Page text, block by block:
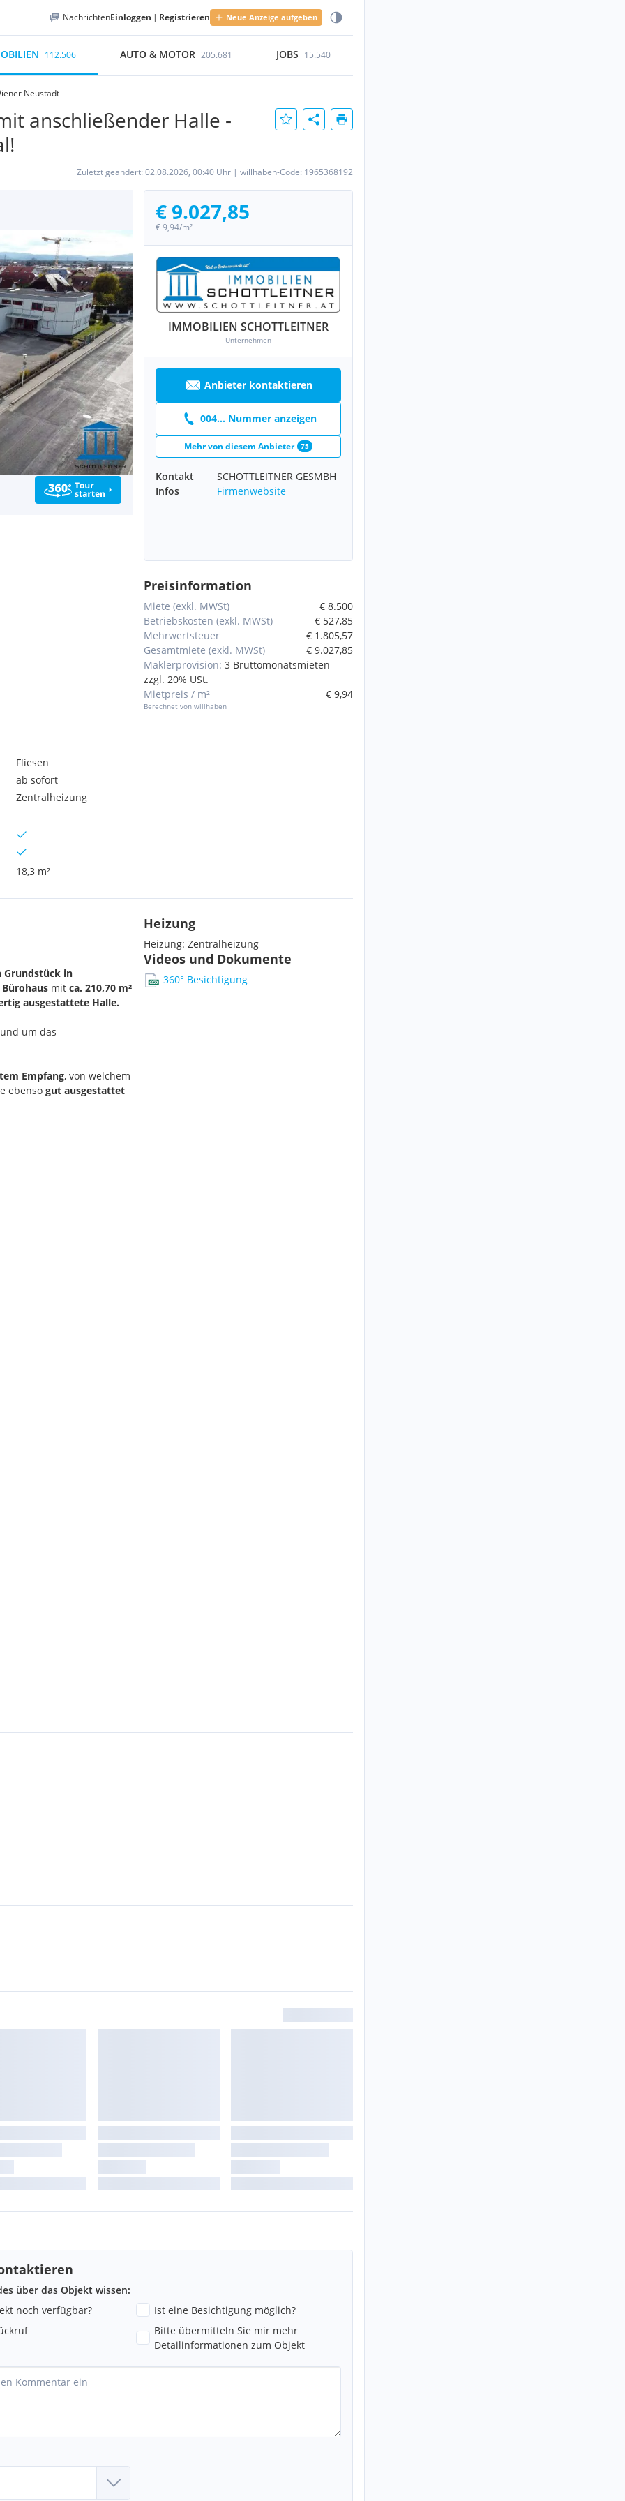
NachrichtenEinloggen | Registrieren Neue Anzeige aufgeben
112.506 AUTO & MOTOR 205.681 JOBS 15.540
Neustadt
anschließender Halle -
Zuletzt geändert: 02.08.2026, 00:40 Uhr | willhaben-Code: 1965368192
€ 9.027,85
€ 9,94/m²
IMMOBILIEN SCHOTTLEITNER
Unternehmen
Anbieter kontaktieren
004... Nummer anzeigen
Mehr von diesem Anbieter 75
Kontakt
SCHOTTLEITNER GESMBH
Infos
Firmenwebsite
Fliesen
ab sofort
Zentralheizung
18,3 m²
Preisinformation
Miete (exkl. MWSt)
€ 8.500
Betriebskosten (exkl. MWSt)
€ 527,85
Mehrwertsteuer
€ 1.805,57
Gesamtmiete (exkl. MWSt)
€ 9.027,85
Maklerprovision: 3 Bruttomonatsmieten
zzgl. 20% USt.
Mietpreis / m²
Berechnet von willhaben
€ 9,94
Grundstück in
mit ca. 210,70 m²
ausgestattete Halle.
um das
Empfang, von welchem
ebenso gut ausgestattet
Parkflächen am Areal
Vorlagepflicht, sowie
zumindest eine dem Alter
als vereinbart. Wir
Heizung
Heizung: Zentralheizung
Videos und Dokumente
360° Besichtigung
über das Objekt wissen:
noch verfügbar?
Ist eine Besichtigung möglich?
Bitte übermitteln Sie mir mehr
Detailinformationen zum Objekt